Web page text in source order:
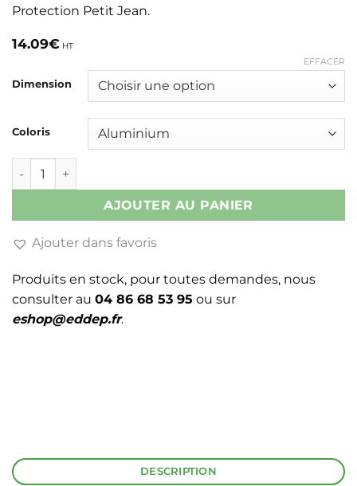
Protection Petit Jean.
14.09€ HT
Dimension
Coloris
EFFACER
quantité de GOULOTTE GPCP
AJOUTER AU PANIER
Ajouter dans favoris
Produits en stock, pour toutes demandes, nous
consulter au 04 86 68 53 95 ou sur
eshop@eddep.fr.
DESCRIPTION